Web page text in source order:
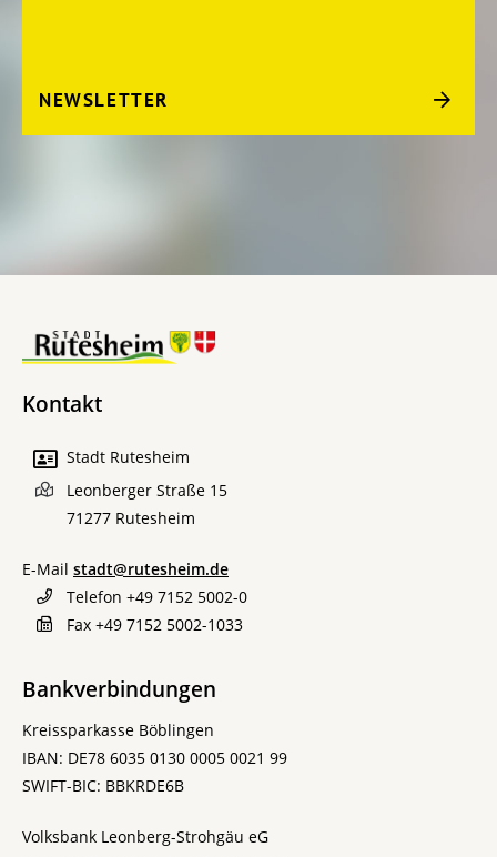
NEWSLETTER
Kontakt
Stadt Rutesheim
Leonberger Straße 15
71277 Rutesheim
E-Mail stadt@rutesheim.de
Telefon +49 7152 5002-0
Fax +49 7152 5002-1033
Bankverbindungen
Kreissparkasse Böblingen
IBAN: DE78 6035 0130 0005 0021 99
SWIFT-BIC: BBKRDE6B
Volksbank Leonberg-Strohgäu eG